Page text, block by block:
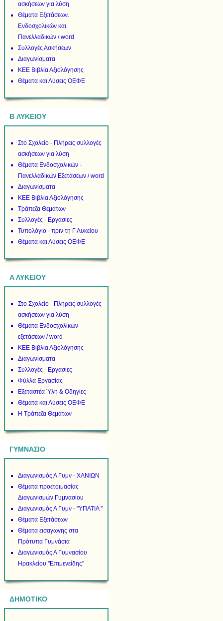
ασκήσεων για λύση
Θέματα Εξετάσεων.
Ενδοσχολικών και
Πανελλαδικών / word
Συλλογές Ασκήσεων
Διαγωνίσματα
ΚΕΕ Βιβλία Αξιολόγησης
Θέματα και Λύσεις ΟΕΦΕ
B ΛΥΚΕΙΟΥ
Στο Σχολείο - Πλήρεις συλλογές
ασκήσεων για λύση
Θέματα Ενδοσχολικών -
Πανελλαδικών Εξετάσεων / word
Διαγωνίσματα
ΚΕΕ Βιβλία Αξιολόγησης
Τράπεζα Θεμάτων
Συλλογές - Εργασίες
Τυπολόγιο - πριν τη Γ Λυκείου
Θέματα και Λύσεις ΟΕΦΕ
Α ΛΥΚΕΙΟΥ
Στο Σχολείο - Πλήρεις συλλογές
ασκήσεων για λύση
Θέματα Ενδοσχολικών
εξετάσεων / word
ΚΕΕ Βιβλία Αξιολόγησης
Διαγωνίσματα
Συλλογές - Εργασίες
Φύλλα Εργασίας
Εξεταστέα Ύλη & Οδηγίες
Θέματα και Λύσεις ΟΕΦΕ
Η Τράπεζα Θεμάτων
ΓΥΜΝΑΣΙΟ
Διαγωνισμός Α Γυμν - ΧΑΝΙΩΝ
Θέματα προετοιμασίας
Διαγωνισμών Γυμνασίου
Διαγωνισμός Α Γυμν - "ΥΠΑΤΙΑ "
Θέματα Εξετάσεων
Θέματα εισαγωγης στα
Πρότυπα Γυμνάσια
Διαγωνισμός Α Γυμνασίου
Ηρακλείου "Επιμενείδης"
ΔΗΜΟΤΙΚΟ